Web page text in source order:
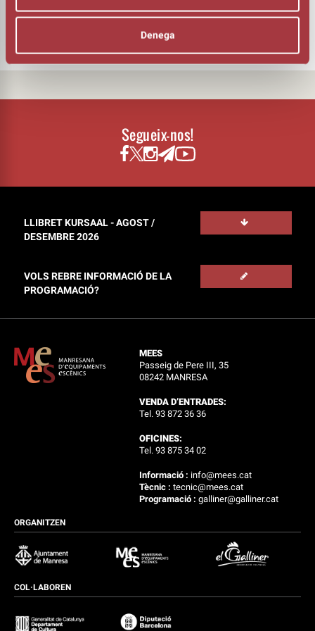
Denega
Jose Pecci
Segueix-nos!
LLIBRET KURSAAL - AGOST /
DESEMBRE 2026
VOLS REBRE INFORMACIÓ DE LA
PROGRAMACIÓ?
MEES
Passeig de Pere III, 35
08242 MANRESA
VENDA D’ENTRADES:
Tel. 93 872 36 36
OFICINES:
Tel. 93 875 34 02
Informació : info@mees.cat
Tècnic :tecnic@mees.cat
Programació :galliner@galliner.cat
ORGANITZEN
COL·LABOREN